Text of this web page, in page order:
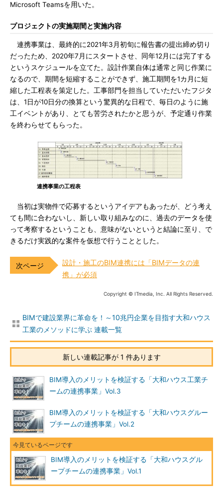
Microsoft Teamsを用いた。
プロジェクトの実施期間と実施内容
連携事業は、最終的に2021年3月初旬に報告書の提出締め切り
だったため、2020年7月にスタートさせ、同年12月には完了する
というスケジュールを立てた。設計作業自体は通常と同じ作業に
なるので、期間を短縮することができず、施工期間を1カ月に短
縮した工程表を策定した。工事部門を担当していただいたフジタ
は、1日が10日分の換算という驚異的な日程で、毎日のように施
工イベントがあり、とても苦労されたかと思うが、予定通り作業
を終わらせてもらった。
連携事業の工程表
当初は実物件で応募するというアイデアもあったが、どう考え
ても間に合わないし、新しい取り組みなのに、過去のデータを使
って考察するということも、意味がないというと結論に至り、で
きるだけ実践的な案件を仮想で行うこととした。
設計・施工のBIM連携には「BIMデータの連
携」が必須
Copyright © ITmedia, Inc. All Rights Reserved.
BIMで建設業界に革命を！～10兆円企業を目指す大和ハウス
工業のメソッドに学ぶ 連載一覧
新しい連載記事が 1 件あります
BIM導入のメリットを検証する「大和ハウス工業チ
ームの連携事業」Vol.3
BIM導入のメリットを検証する「大和ハウスグルー
プチームの連携事業」Vol.2
BIM導入のメリットを検証する「大和ハウスグル
ープチームの連携事業」Vol.1